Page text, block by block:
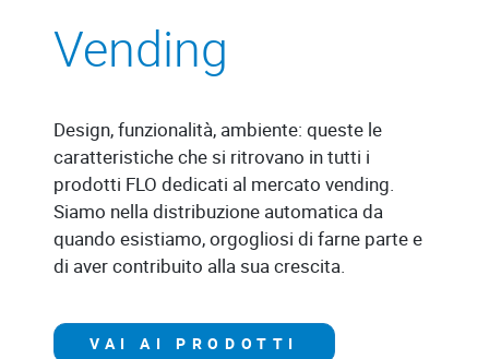
Vending
Design, funzionalità, ambiente: queste le
caratteristiche che si ritrovano in tutti i
prodotti FLO dedicati al mercato vending.
Siamo nella distribuzione automatica da
quando esistiamo, orgogliosi di farne parte e
di aver contribuito alla sua crescita.
VAI AI PRODOTTI